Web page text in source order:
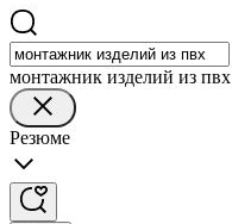
монтажник изделий из пвх
Резюме